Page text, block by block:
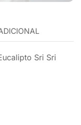
Sri Sri